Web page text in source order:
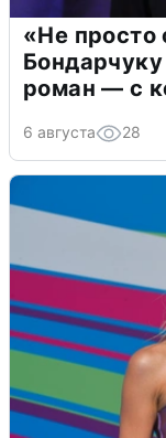
«Не просто
роман — с
6 августа 28